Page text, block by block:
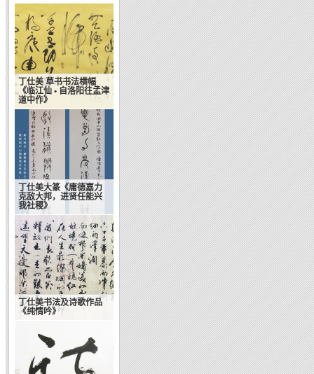
丁仕美 草书书法横幅
《临江仙 • 自洛阳往孟津
道中作》
丁仕美大篆《庸德嘉力
克敌大邦，进贤任能兴
我社稷》
丁仕美书法及诗歌作品
《纯情吟》